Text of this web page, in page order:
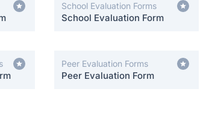
School Evaluation Forms
School Evaluation Form
Peer Evaluation Forms
Peer Evaluation Form